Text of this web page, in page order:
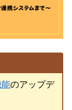
のアップデ